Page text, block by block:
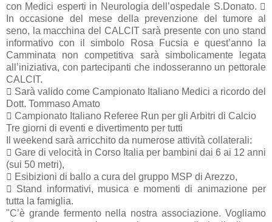
con Medici esperti in Neurologia dell’ospedale S.Donato. 
In occasione del mese della prevenzione del tumore al
seno, la macchina del CALCIT sarà presente con uno stand
informativo con il simbolo Rosa Fucsia e quest’anno la
Camminata non competitiva sarà simbolicamente legata
all’iniziativa, con partecipanti che indosseranno un pettorale
CALCIT.
 Sarà valido come Campionato Italiano Medici a ricordo del
Dott. Tommaso Amato
 Campionato Italiano Referee Run per gli Arbitri di Calcio
Tre giorni di eventi e divertimento per tutti
Il weekend sarà arricchito da numerose attività collaterali:
 Gare di velocità in Corso Italia per bambini dai 6 ai 12 anni
(sui 50 metri),
 Esibizioni di ballo a cura del gruppo MSP di Arezzo,
 Stand informativi, musica e momenti di animazione per
tutta la famiglia.
"C’è grande fermento nella nostra associazione. Vogliamo